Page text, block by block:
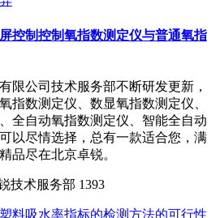
控制控制氧指数测定仪与普通氧指
限公司技术服务部不断研发更新，
指数测定仪、数显氧指数测定仪、
全自动氧指数测定仪、智能全自动
以尽情选择，总有一款适合您，满
品尽在北京卓锐。
技术服务部 1393